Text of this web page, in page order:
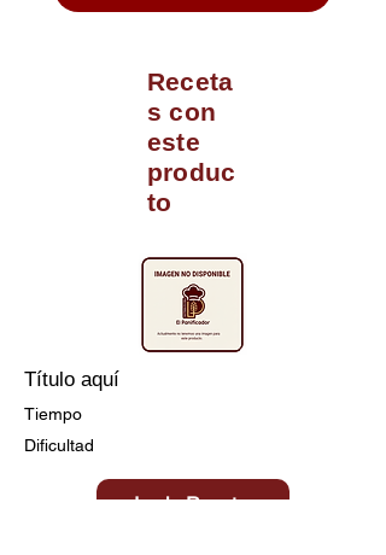
Receta
s con
este
produc
to
Título aquí
Tiempo
Dificultad
Ir a la Receta